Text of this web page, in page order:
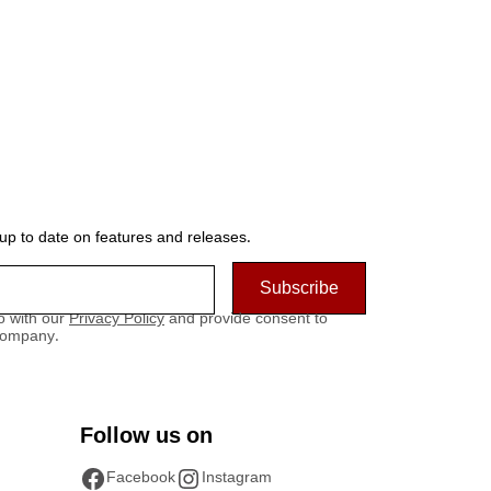
to date on features and releases.
with ourPrivacy Policyand provide consent to
Follow us on
Facebook Instagram